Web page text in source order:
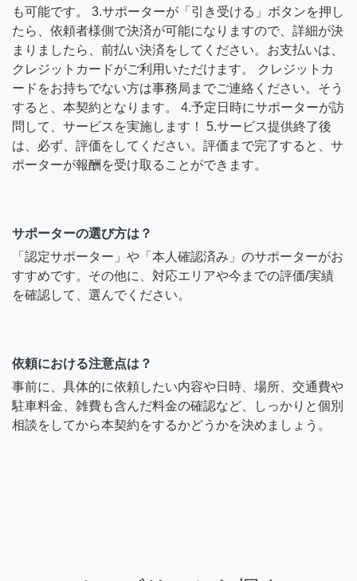
も可能です。 3.サポーターが「引き受ける」ボタンを押し
たら、依頼者様側で決済が可能になりますので、詳細が決
まりましたら、前払い決済をしてください。お支払いは、
クレジットカードがご利用いただけます。 クレジットカ
ードをお持ちでない方は事務局までご連絡ください。そう
すると、本契約となります。 4.予定日時にサポーターが訪
問して、サービスを実施します！ 5.サービス提供終了後
は、必ず、評価をしてください。評価まで完了すると、サ
ポーターが報酬を受け取ることができます。
サポーターの選び方は？
「認定サポーター」や「本人確認済み」のサポーターがお
すすめです。その他に、対応エリアや今までの評価/実績
を確認して、選んでください。
依頼における注意点は？
事前に、具体的に依頼したい内容や日時、場所、交通費や
駐車料金、雑費も含んだ料金の確認など、しっかりと個別
相談をしてから本契約をするかどうかを決めましょう。